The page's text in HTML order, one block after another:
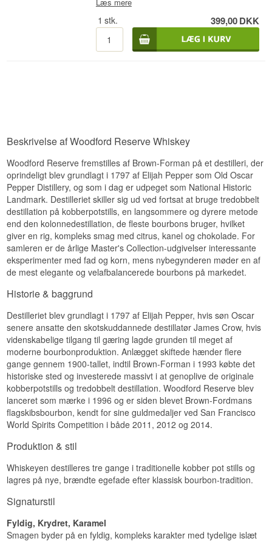
Smagsprofil
Sødmefyldt · Dyb · Krydret · Vaniljepræget
Se hele vores udvalg af
Woodford Reserve
Smagen byder på rug, krydderi og en let sødme.
Eftersmag
Region/Land: Versailles, Kentucky, USA
ABV: 45,2 %
Størrelse: 70 CL
Destillationsmetode: Tripeldestilleret
Smagsprofil
Krydret · Peberet · Kornagtig · Tør
Se hele vores udvalg afWoodford Reserve
destilleres på det historiske destilleri i Versailles,
Kentucky, hvis rødder går tilbage til 1812, hvor
det oprindeligt hed Oscar Pepper Distillery.
Stedet er i dag udpeget som et amerikansk
tørret frugt.
Smag
Smagen byder på brunt sukker, ristet træ og et
strejf krydderi.
Eftersmag
Eftersmagen er medium lang, varm og rund.
Specifikationer
Destilleri:Woodford Reserve Distillery
Region/Land: Versailles, Kentucky, USA
Type: Kentucky Straight Bourbon Whiskey
ABV: 43,2 %
Størrelse: 70 CL
Destillationsmetode: Tripeldestilleret
Smagsprofil
Karamelagtig · Fyldig · Rund · Vaniljepræget
Se hele vores udvalg afWoodford Reserve
1 stk. 399,00DKK
Beskrivelse af Woodford Reserve Whiskey
Woodford Reserve fremstilles af Brown-Forman på et destilleri, der
oprindeligt blev grundlagt i 1797 af Elijah Pepper som Old Oscar
Pepper Distillery, og som i dag er udpeget som National Historic
Landmark. Destilleriet skiller sig ud ved fortsat at bruge tredobbelt
destillation på kobberpotstills, en langsommere og dyrere metode
end den kolonnedestillation, de fleste bourbons bruger, hvilket
giver en rig, kompleks smag med citrus, kanel og chokolade. For
samleren er de årlige Master's Collection-udgivelser interessante
eksperimenter med fad og korn, mens nybegynderen møder en af
de mest elegante og velafbalancerede bourbons på markedet.
Historie & baggrund
Destilleriet blev grundlagt i 1797 af Elijah Pepper, hvis søn Oscar
senere ansatte den skotskuddannede destillatør James Crow, hvis
videnskabelige tilgang til gæring lagde grunden til meget af
moderne bourbonproduktion. Anlægget skiftede hænder flere
gange gennem 1900-tallet, indtil Brown-Forman i 1993 købte det
historiske sted og investerede massivt i at genoplive de originale
kobberpotstills og tredobbelt destillation. Woodford Reserve blev
lanceret som mærke i 1996 og er siden blevet Brown-Fordmans
flagskibsbourbon, kendt for sine guldmedaljer ved San Francisco
World Spirits Competition i både 2011, 2012 og 2014.
Produktion & stil
Whiskeyen destilleres tre gange i traditionelle kobber pot stills og
lagres på nye, brændte egefade efter klassisk bourbon-tradition.
Signaturstil
Fyldig, Krydret, Karamel
Smagen byder på en fyldig, kompleks karakter med tydelige islæt